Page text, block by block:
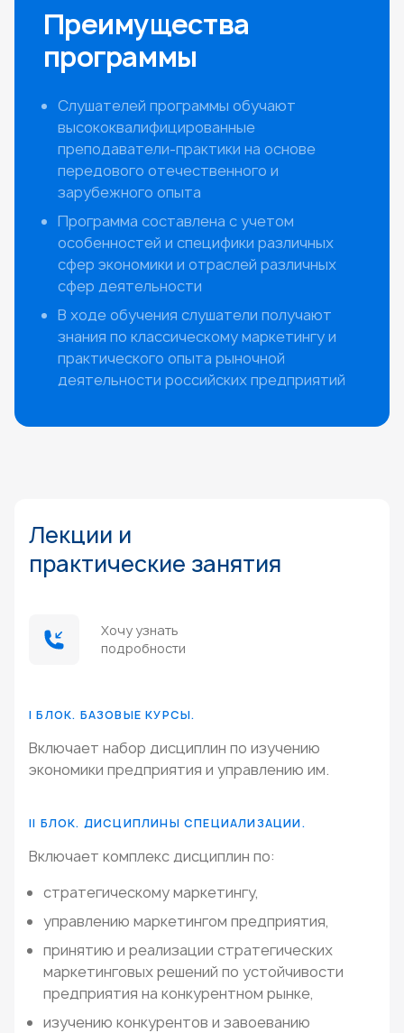
Преимущества
программы
Cлушателей программы обучают
высококвалифицированные
преподаватели-практики на основе
передового отечественного и
зарубежного опыта
Программа составлена с учетом
особенностей и специфики различных
сфер экономики и отраслей различных
сфер деятельности
В ходе обучения слушатели получают
знания по классическому маркетингу и
практического опыта рыночной
деятельности российских предприятий
Лекции и
практические занятия
Хочу узнать
подробности
I БЛОК. БАЗОВЫЕ КУРСЫ.
Включает набор дисциплин по изучению
экономики предприятия и управлению им.
II БЛОК. ДИСЦИПЛИНЫ СПЕЦИАЛИЗАЦИИ.
Включает комплекс дисциплин по:
стратегическому маркетингу,
управлению маркетингом предприятия,
принятию и реализации стратегических
маркетинговых решений по устойчивости
предприятия на конкурентном рынке,
изучению конкурентов и завоеванию